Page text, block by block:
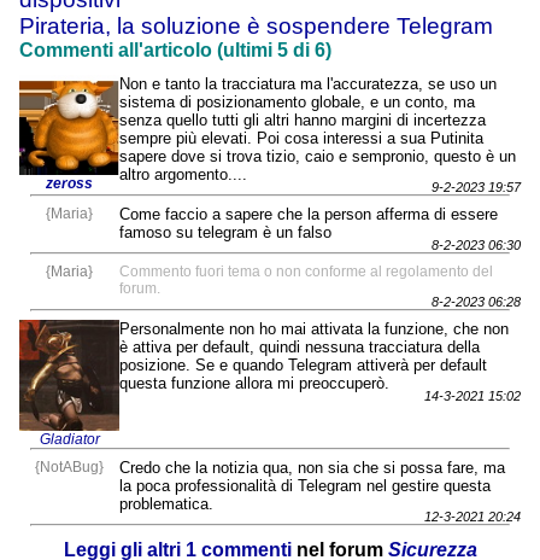
Pirateria, la soluzione è sospendere Telegram
Commenti all'articolo (ultimi 5 di 6)
zeross
Non e tanto la tracciatura ma l'accuratezza, se uso un
sistema di posizionamento globale, e un conto, ma
senza quello tutti gli altri hanno margini di incertezza
sempre più elevati. Poi cosa interessi a sua Putinita
sapere dove si trova tizio, caio e sempronio, questo è un
altro argomento....
9-2-2023 19:57
{Maria}
Come faccio a sapere che la person afferma di essere
famoso su telegram è un falso
8-2-2023 06:30
{Maria}
Commento fuori tema o non conforme al regolamento del
forum.
8-2-2023 06:28
Gladiator
Personalmente non ho mai attivata la funzione, che non
è attiva per default, quindi nessuna tracciatura della
posizione. Se e quando Telegram attiverà per default
questa funzione allora mi preoccuperò.
14-3-2021 15:02
{NotABug}
Credo che la notizia qua, non sia che si possa fare, ma
la poca professionalità di Telegram nel gestire questa
problematica.
12-3-2021 20:24
Leggi gli altri 1 commentinel forum Sicurezza